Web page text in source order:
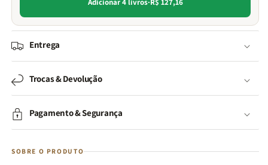
Adicionar 4 livros·R$ 127,16
Entrega
Trocas & Devolução
Pagamento & Segurança
SOBRE O PRODUTO